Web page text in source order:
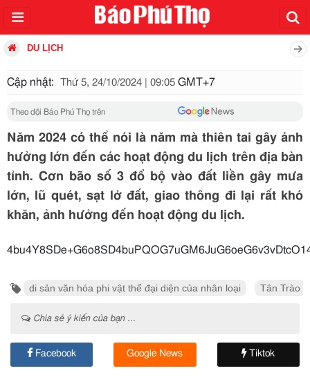
DU LỊCH
Cập nhật: Thứ 5, 24/10/2024 | 09:05 GMT+7
Theo dõi Báo Phú Thọ trên
Năm 2024 có thể nói là năm mà thiên tai gây ảnh
hưởng lớn đến các hoạt động du lịch trên địa bàn
tỉnh. Cơn bão số 3 đổ bộ vào đất liền gây mưa
lớn, lũ quét, sạt lở đất, giao thông đi lại rất khó
khăn, ảnh hưởng đến hoạt động du lịch.
di sản văn hóa phi vật thể đại diện của nhân loại Tân Trào
Chia sẻ ý kiến của bạn ...
Facebook Google News Tiktok